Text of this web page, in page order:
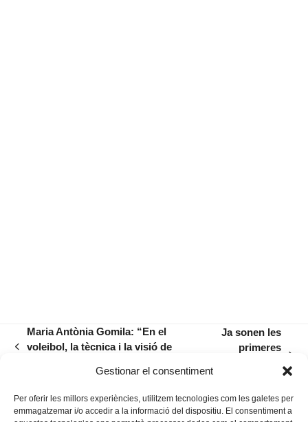
Gestionar el consentiment
Per oferir les millors experiències, utilitzem tecnologies com les galetes per
emmagatzemar i/o accedir a la informació del dispositiu. El consentiment a
previous
Maria Antònia Gomila: “En el
voleibol, la tècnica i la visió de
post:
Ja sonen les
primeres